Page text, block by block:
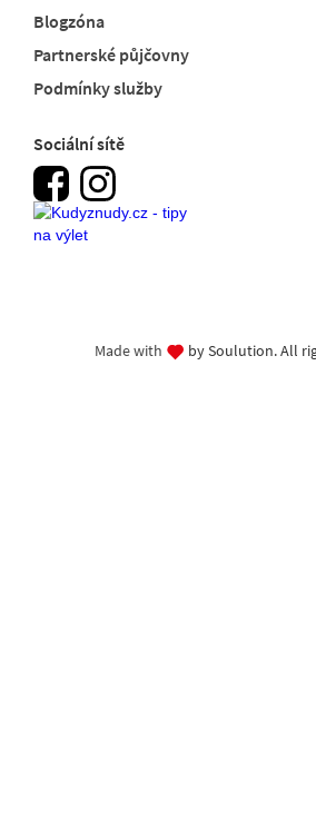
Blogzóna
Partnerské půjčovny
Podmínky služby
Sociální sítě
Made with by Soulution. All